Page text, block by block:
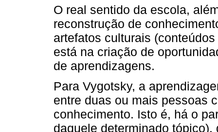
O real sentido da escola,
reconstrução de
artefatos culturais
está na criação de
de aprendizagens.
Para Vygotsky, a
entre duas ou mais pessoas
conhecimento. Isto é, há o
daquele determinado